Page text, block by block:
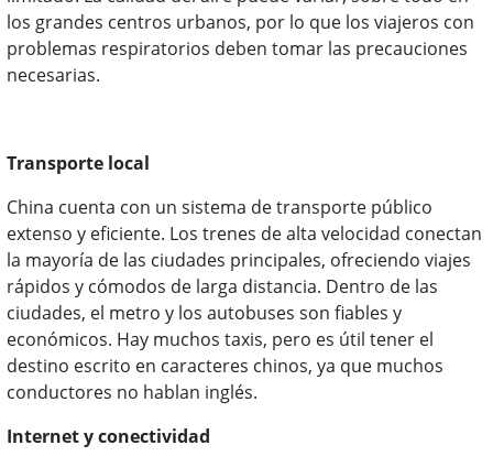
los grandes centros urbanos, por lo que los viajeros con
problemas respiratorios deben tomar las precauciones
necesarias.
Transporte local
China cuenta con un sistema de transporte público
extenso y eficiente. Los trenes de alta velocidad conectan
la mayoría de las ciudades principales, ofreciendo viajes
rápidos y cómodos de larga distancia. Dentro de las
ciudades, el metro y los autobuses son fiables y
económicos. Hay muchos taxis, pero es útil tener el
destino escrito en caracteres chinos, ya que muchos
conductores no hablan inglés.
Internet y conectividad